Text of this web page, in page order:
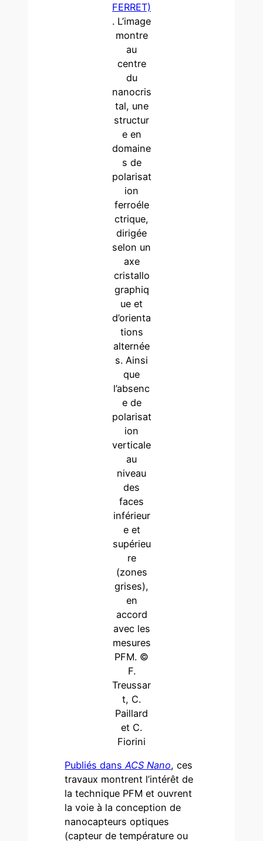
FERRET)
. L’image
montre
au
centre
du
nanocris
tal, une
structur
e en
domaine
s de
polarisat
ion
ferroéle
ctrique,
dirigée
selon un
axe
cristallo
graphiq
ue et
d’orienta
tions
alternée
s. Ainsi
que
l’absenc
e de
polarisat
ion
verticale
au
niveau
des
faces
inférieur
e et
supérieu
re
(zones
grises),
en
accord
avec les
mesures
PFM. ©
F.
Treussar
t, C.
Paillard
et C.
Fiorini
Publiés dansACS Nano, ces
travaux montrent l’intérêt de
la technique PFM et ouvrent
la voie à la conception de
nanocapteurs optiques
(capteur de température ou